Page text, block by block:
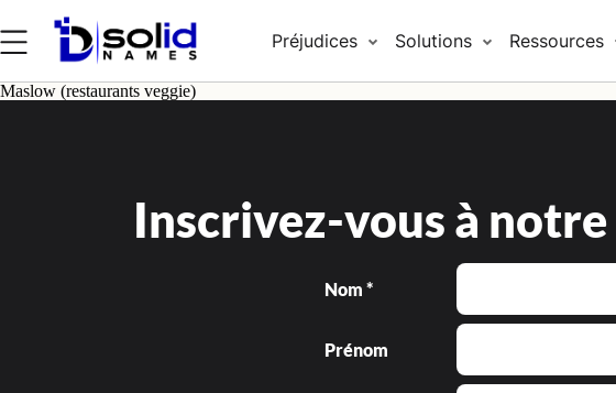
Préjudices Solutions Ressources
Maslow (restaurants veggie)
Inscrivez-vous à
Nom *
Prénom